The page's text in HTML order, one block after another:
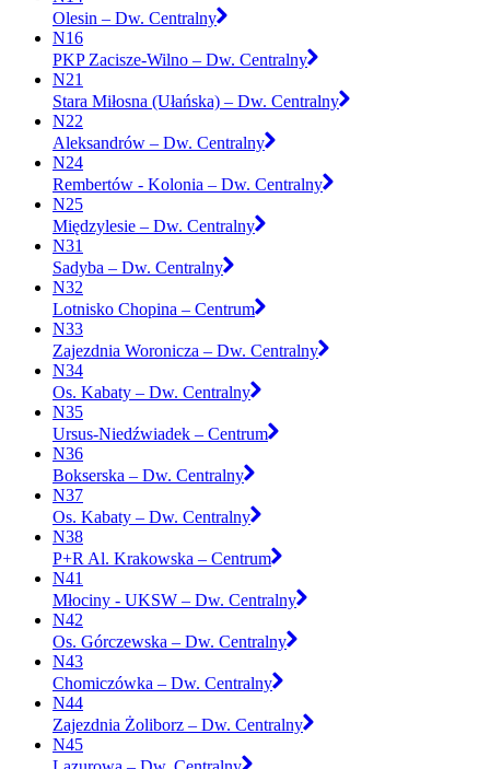
Olesin – Dw. Centralny
N16
PKP Zacisze-Wilno – Dw. Centralny
N21
Stara Miłosna (Ułańska) – Dw. Centralny
N22
Aleksandrów – Dw. Centralny
N24
Rembertów - Kolonia – Dw. Centralny
N25
Międzylesie – Dw. Centralny
N31
Sadyba – Dw. Centralny
N32
Lotnisko Chopina – Centrum
N33
Zajezdnia Woronicza – Dw. Centralny
N34
Os. Kabaty – Dw. Centralny
N35
Ursus-Niedźwiadek – Centrum
N36
Bokserska – Dw. Centralny
N37
Os. Kabaty – Dw. Centralny
N38
P+R Al. Krakowska – Centrum
N41
Młociny - UKSW – Dw. Centralny
N42
Os. Górczewska – Dw. Centralny
N43
Chomiczówka – Dw. Centralny
N44
Zajezdnia Żoliborz – Dw. Centralny
N45